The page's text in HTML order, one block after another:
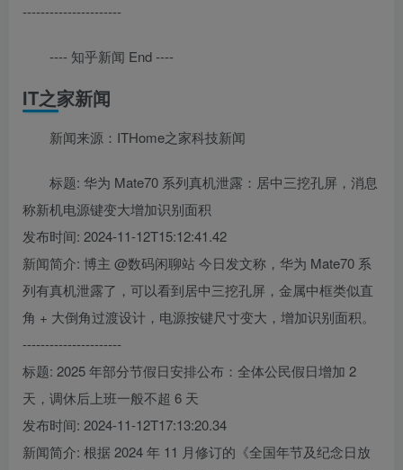
----------------------
---- 知乎新闻 End ----
IT之家新闻
新闻来源：ITHome之家科技新闻
标题: 华为 Mate70 系列真机泄露：居中三挖孔屏，消息
称新机电源键变大增加识别面积
发布时间: 2024-11-12T15:12:41.42
新闻简介: 博主 @数码闲聊站 今日发文称，华为 Mate70 系
列有真机泄露了，可以看到居中三挖孔屏，金属中框类似直
角 + 大倒角过渡设计，电源按键尺寸变大，增加识别面积。
----------------------
标题: 2025 年部分节假日安排公布：全体公民假日增加 2
天，调休后上班一般不超 6 天
发布时间: 2024-11-12T17:13:20.34
新闻简介: 根据 2024 年 11 月修订的《全国年节及纪念日放